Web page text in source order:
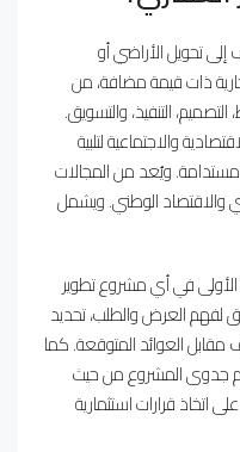
تحويل الأراضي أو
ذات قيمة مضافة، من
التنفيذ، والتسويق.
والاجتماعية لتلبية
مستدامة. ويُعد من المجالات
والاقتصاد الوطني. ويشمل
في أي مشروع تطوير
العرض والطلب، تحديد
مقابل العوائد المتوقعة. كما
جدوى المشروع من حيث
اتخاذ قرارات استثمارية